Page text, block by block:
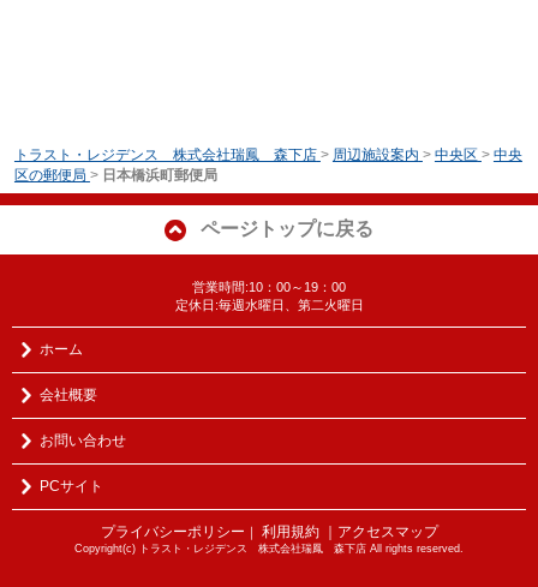
トラスト・レジデンス 株式会社瑞鳳 森下店 > 周辺施設案内 > 中央区 > 中央
区の郵便局 > 日本橋浜町郵便局
ページトップに戻る
営業時間:10：00～19：00
定休日:毎週水曜日、第二火曜日
ホーム
会社概要
お問い合わせ
PCサイト
プライバシーポリシー ｜ 利用規約 ｜アクセスマップ
Copyright(c) トラスト・レジデンス 株式会社瑞鳳 森下店 All rights reserved.